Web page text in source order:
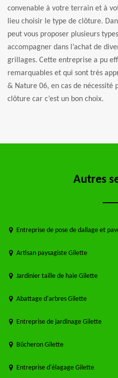
convenable à votre terrain et à
lieu choisir le type de clôture.
peut vous proposer plusieurs
accompagner dans l’achat de
grillages. Cette entreprise a pu
remarquables et qui sont très
& Nature 06, en cas de nécessité
clôture car c’est un bon choix.
Autres
Entreprise de pose de dallage et
Artisan paysagiste Gilette
Jardinier taille de haie Gilette
Abattage d'arbres Gilette
Entreprise de jardinage Gilette
Bûcheron Gilette
Entreprise d'élagage Gilette